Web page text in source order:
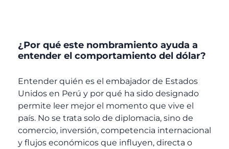
¿Por qué este nombramiento ayuda a
entender el comportamiento del dólar?
Entender quién es el embajador de Estados
Unidos en Perú y por qué ha sido designado
permite leer mejor el momento que vive el
país. No se trata solo de diplomacia, sino de
comercio, inversión, competencia internacional
y flujos económicos que influyen, directa o